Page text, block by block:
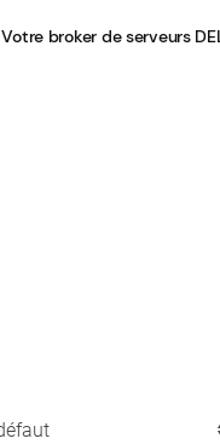
Votre broker de serveurs